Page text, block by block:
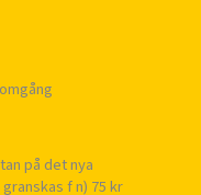
på det nya
f n) 75 kr